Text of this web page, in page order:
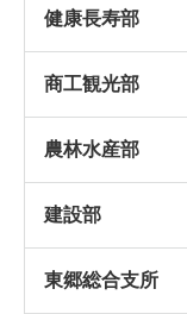
健康長寿部
商工観光部
農林水産部
建設部
東郷総合支所